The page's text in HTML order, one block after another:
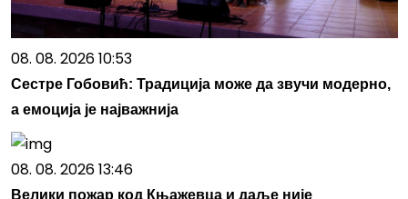
08. 08. 2026 10:53
Сестре Гобовић: Традиција може да звучи модерно,
а емоција је најважнија
08. 08. 2026 13:46
Велики пожар код Књажевца и даље није